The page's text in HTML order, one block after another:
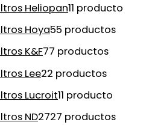
Heliopan11 producto
Hoya55 productos
K&F77 productos
Lee22 productos
Lucroit11 producto
ND2727 productos